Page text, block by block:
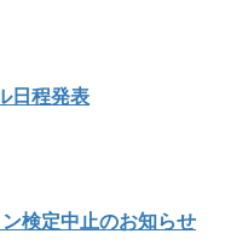
日程発表
検定中止のお知らせ